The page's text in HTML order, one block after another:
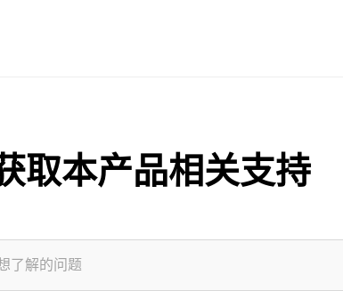
取本产品相关支持